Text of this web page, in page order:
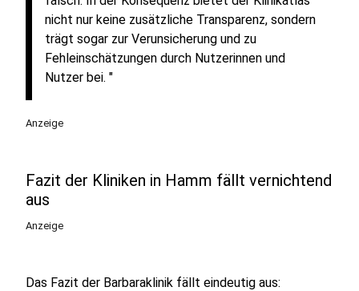
nicht nur keine zusätzliche Transparenz, sondern
trägt sogar zur Verunsicherung und zu
Fehleinschätzungen durch Nutzerinnen und
Nutzer bei. "
Anzeige
Fazit der Kliniken in Hamm fällt vernichtend
aus
Anzeige
Das Fazit der Barbaraklinik fällt eindeutig aus: